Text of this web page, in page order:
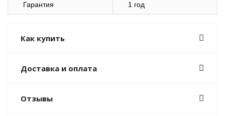
Гарантия 1 год
Как купить
Доставка и оплата
Отзывы